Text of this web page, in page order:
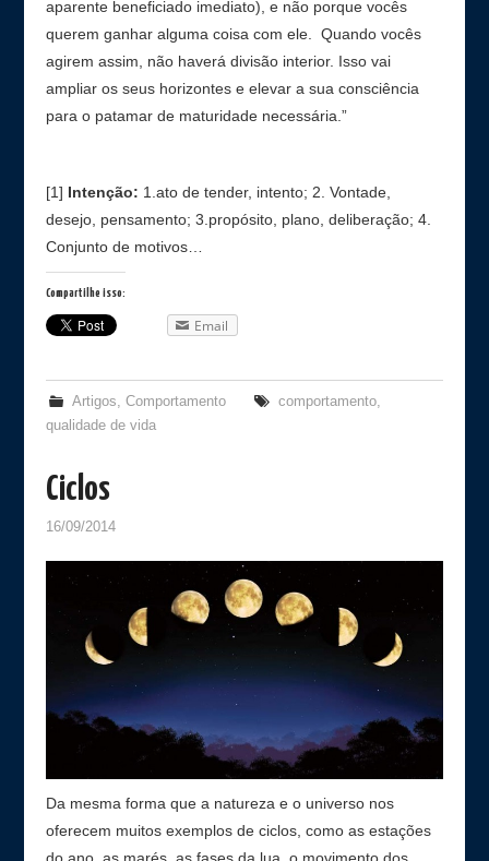
aparente beneficiado imediato), e não porque vocês
querem ganhar alguma coisa com ele. Quando vocês
agirem assim, não haverá divisão interior. Isso vai
ampliar os seus horizontes e elevar a sua consciência
para o patamar de maturidade necessária.”
[1] Intenção: 1.ato de tender, intento; 2. Vontade,
desejo, pensamento; 3.propósito, plano, deliberação; 4.
Conjunto de motivos…
Compartilhe isso:
Email
Artigos Comportamento comportamento,
qualidade de vida
Ciclos
16/09/2014
Da mesma forma que a natureza e o universo nos
oferecem muitos exemplos de ciclos, como as estações